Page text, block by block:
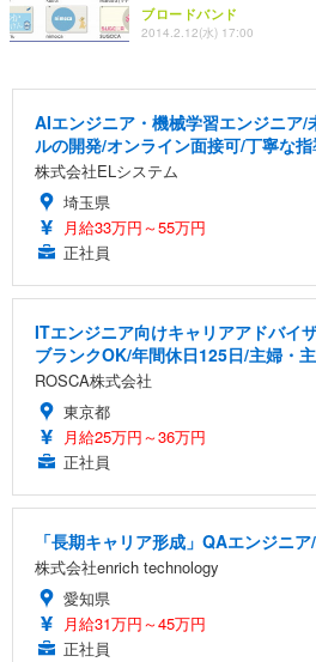
ブロードバンド
2014.2.12(水) 17:00
AIエンジニア・機械学習エンジニア/
ルの開発/オンライン面接可/丁寧な
株式会社ELシステム
埼玉県
月給33万円～55万円
正社員
ITエンジニア向けキャリアアドバイ
ブランクOK/年間休日125日/主婦・
ROSCA株式会社
東京都
月給25万円～36万円
正社員
「長期キャリア形成」QAエンジニ
株式会社enrich technology
愛知県
月給31万円～45万円
正社員